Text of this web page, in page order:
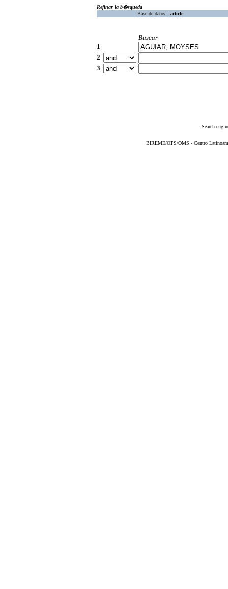
Refinar la b�squeda
Base de datos : article
Buscar
1
2
3
Search
BIREME/OPS/OMS - Centro